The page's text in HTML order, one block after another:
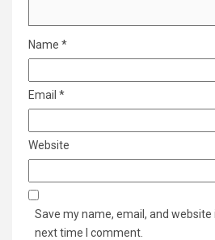
Name *
Email *
Website
Save my name, email, and
next time I comment.